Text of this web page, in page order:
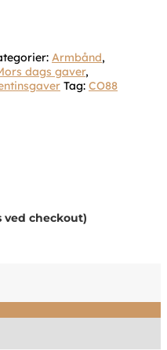
Armbånd,
dags gaver,
Tag: CO88
checkout)